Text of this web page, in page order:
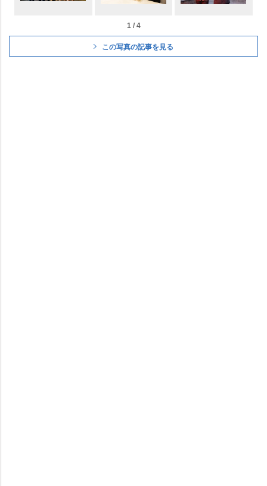
1 / 4
この写真の記事を見る